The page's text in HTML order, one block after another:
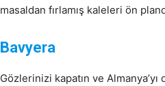
masaldan fırlamış kaleleri ön
Bavyera
Gözlerinizi kapatın ve